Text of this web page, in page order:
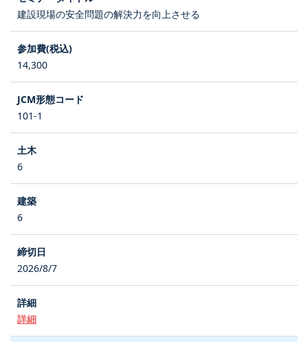
建設現場の安全問題の解決力を向上させる
14,300
101-1
6
6
2026/8/7
詳細